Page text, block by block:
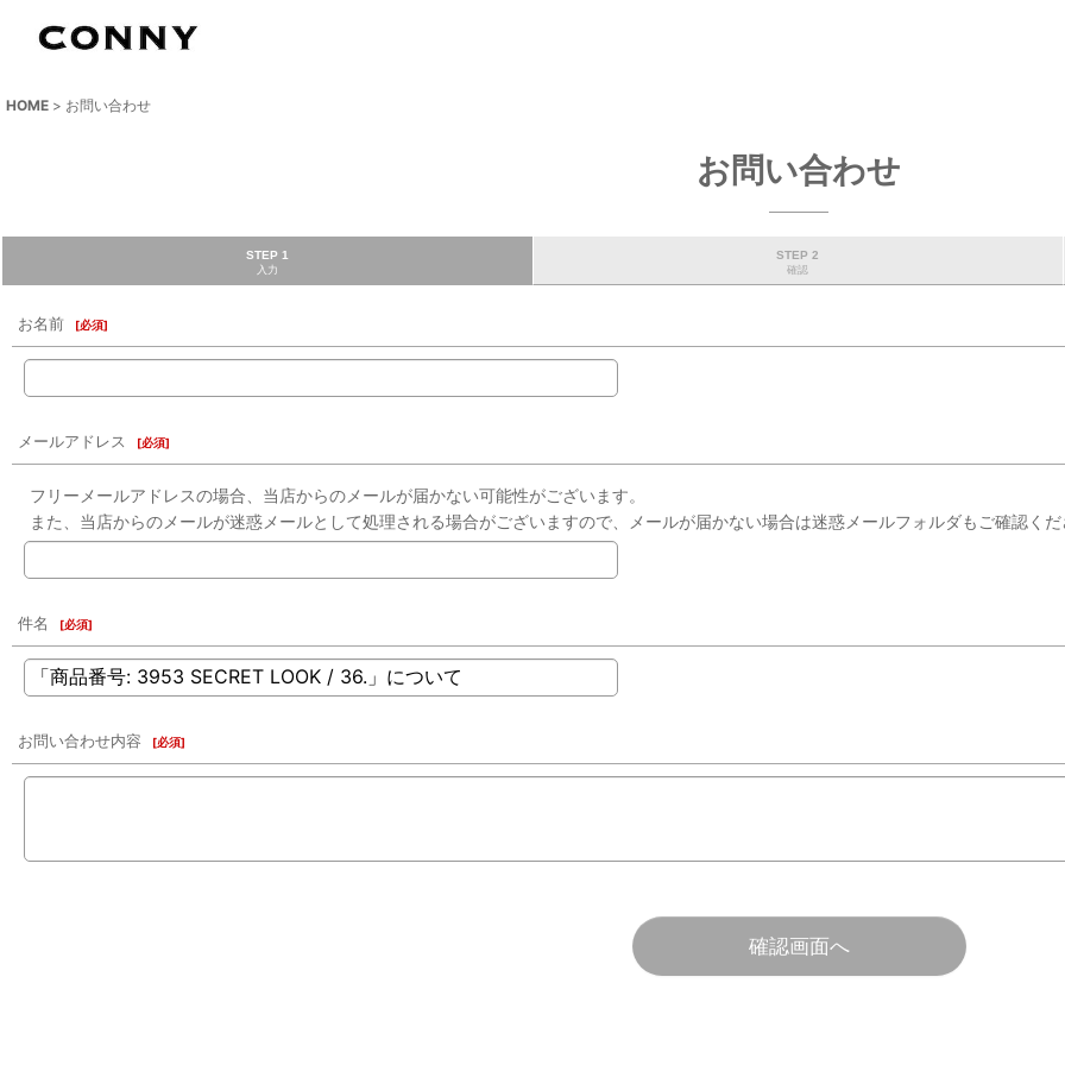
HOME > お問い合わせ
お問い合わせ
STEP 1
入力
STEP 2
確認
お名前 [必須]
メールアドレス [必須]
フリーメールアドレスの場合、当店からのメールが届かない可能性がございます。
また、当店からのメールが迷惑メールとして処理される場合がございますので、メールが届かない場合は迷惑メールフォルダもご確認くだ
件名 [必須]
お問い合わせ内容 [必須]
確認画面へ